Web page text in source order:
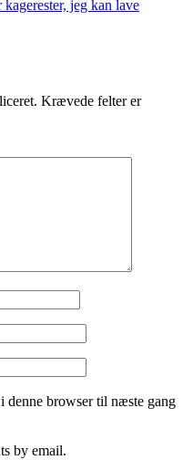
Krævede felter er
denne browser til næste gang
by email.